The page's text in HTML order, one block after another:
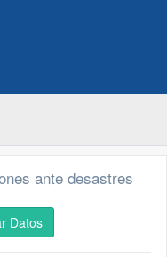
ante desastres
Datos